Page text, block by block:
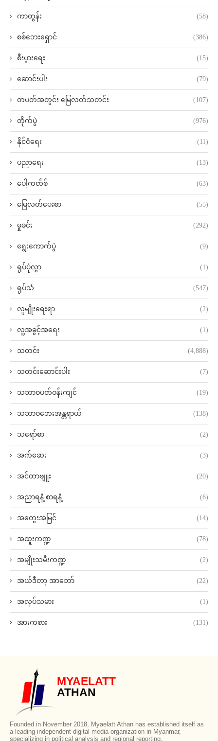
ကာတွန်း (58)
စစ်ဘေးရှောင် (386)
စီးပွားရေး (15)
ဆောင်းပါး (79)
တပတ်အတွင်း မြေလတ်သတင်း (107)
တိုက်ပွဲ (976)
နိုင်ငံရေး (11)
ပညာရေး (13)
ပေါ့ကတ်စ် (63)
မြေလတ်ပေးစာ (55)
မှုခင်း (292)
ရွေးကောက်ပွဲ (9)
ရုပ်ပုံလွှာ (1)
ရုပ်သံ (547)
လူမျိုးရေးရာ (2)
လူ့အခွင့်အရေး (1)
သတင်း (4,888)
သတင်းဆောင်းပါး (7)
သဘာဝပတ်ဝန်းကျင် (19)
သဘာဝဘေးအန္တရာယ် (138)
သရော်စာ (2)
အက်ဆေး (3)
အင်တာဗျူး (20)
အညာရနံ့ စာရနံ့ (6)
အတွေးအမြင် (14)
အထူးကဏ္ဍ (78)
အမျိုးသမီးကဏ္ဍ (2)
အယ်ဒီတာ့ အာဘော် (22)
အလုပ်သမား (1)
အားကစား (131)
MYAELATT
ATHAN
Founded in November 2018, Myaelatt Athan has established itself as
a leading independent digital media organization in Myanmar,
specializing in political analysis and regional reporting.